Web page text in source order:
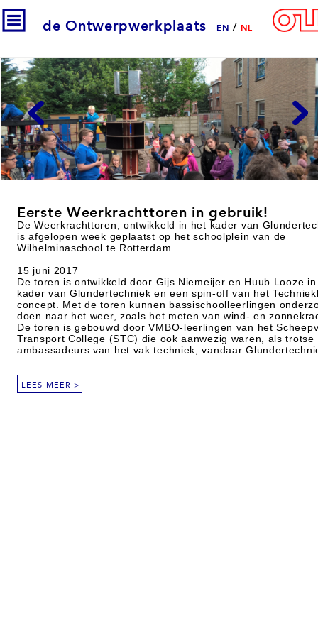
de Ontwerpwerkplaats EN / NL
Eerste Weerkrachttoren in gebruik!
De Weerkrachttoren, ontwikkeld in het kader van
is afgelopen week geplaatst op het schoolplein van de
Wilhelminaschool te Rotterdam.
15 juni 2017
De toren is ontwikkeld door Gijs Niemeijer en Huub Looze
kader van Glundertechniek en een spin-off van het
concept. Met de toren kunnen bassischoolleerlingen
doen naar het weer, zoals het meten van wind- en
De toren is gebouwd door VMBO-leerlingen van het
Transport College (STC) die ook aanwezig waren, als trotse
ambassadeurs van het vak techniek; vandaar
LEES MEER >